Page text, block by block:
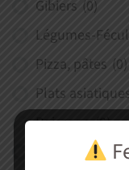
Gibiers (0)
Légumes-
Pizza, pâtes (0)
Plats
Poissons(0)